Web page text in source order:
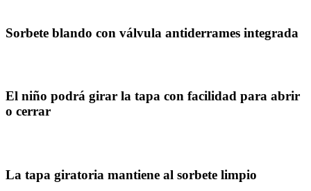
Sorbete blando con válvula antiderrames integrada
El niño podrá girar la tapa con facilidad para abrir
o cerrar
La tapa giratoria mantiene al sorbete limpio